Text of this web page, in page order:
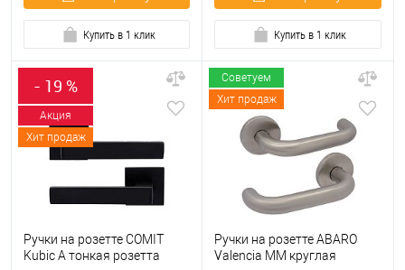
Купить в 1 клик Купить в 1 клик
- 19 %
Акция
Хит продаж
Ручки на розетте COMIT
Kubic A тонкая розетта
Советуем
Хит продаж
Ручки на розетте ABARO
Valencia MM круглая